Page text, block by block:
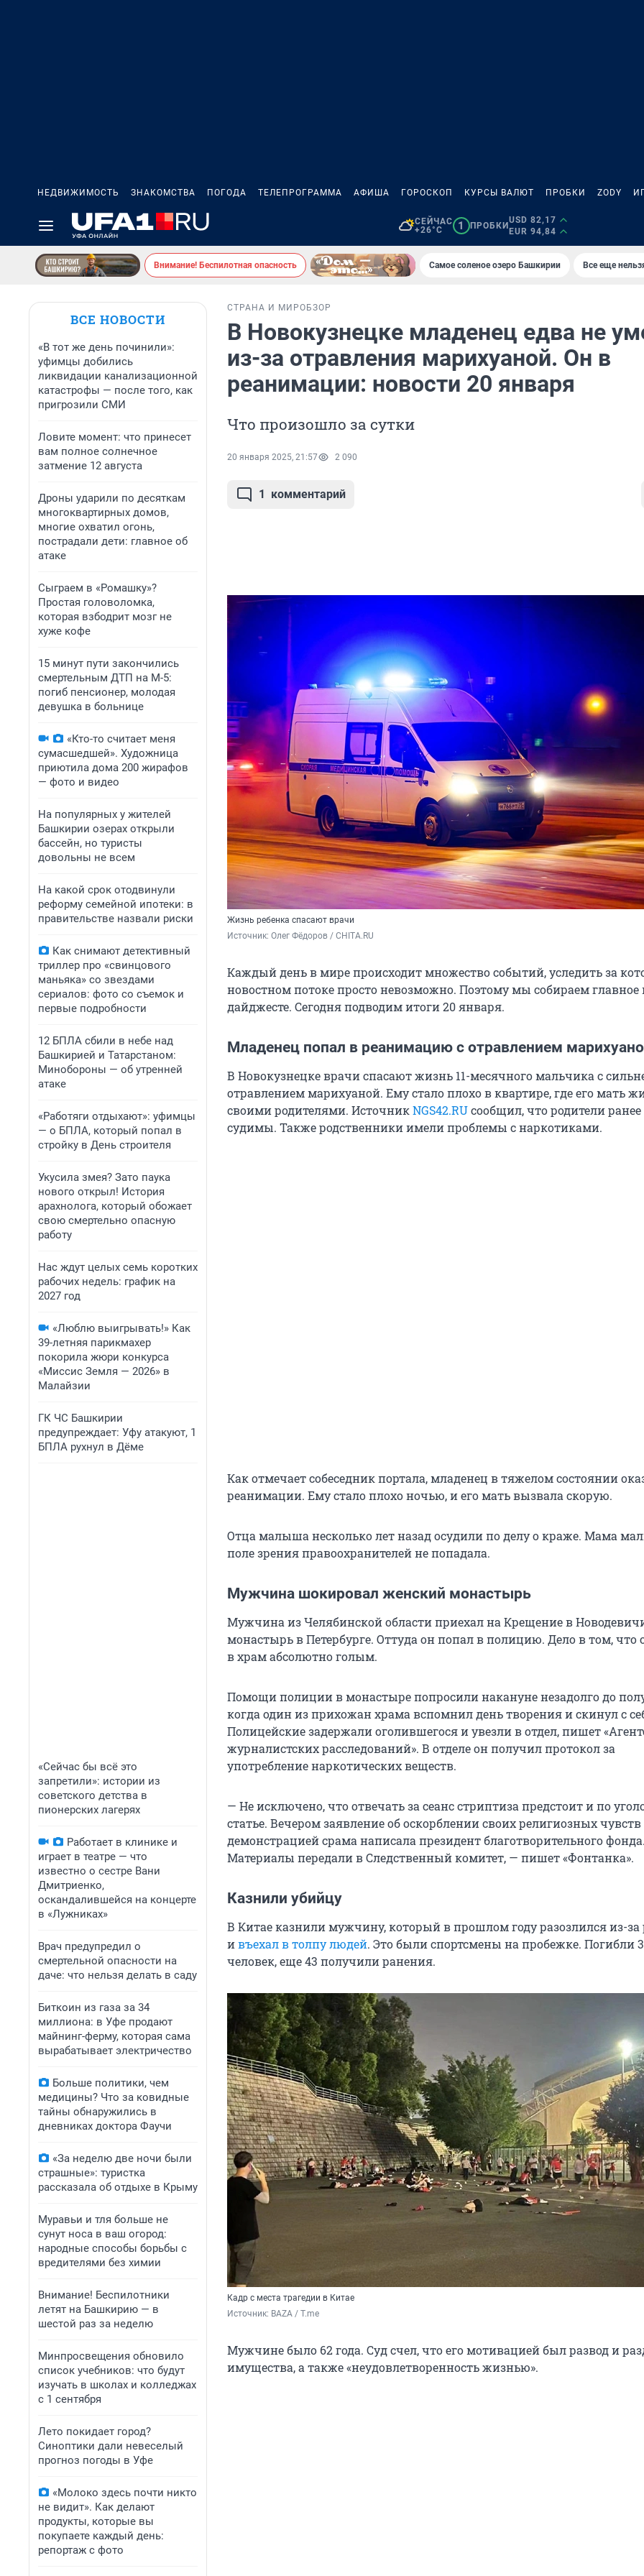
НЕДВИЖИМОСТЬ ЗНАКОМСТВА ПОГОДА ТЕЛЕПРОГРАММА АФИША ГОРОСКОП КУРСЫ ВАЛЮТ ПРОБКИ ZODY
СЕЙЧАС
+26°C
1 ПРОБКИ
USD 82,17
EUR 94,84
Внимание! Беспилотная опасность Самое соленое озеро Башкирии Все еще
ВСЕ НОВОСТИ
«В тот же день починили»:
уфимцы добились
ликвидации канализационной
катастрофы — после того, как
пригрозили СМИ
Ловите момент: что принесет
вам полное солнечное
затмение 12 августа
Дроны ударили по десяткам
многоквартирных домов,
многие охватил огонь,
пострадали дети: главное об
атаке
Сыграем в «Ромашку»?
Простая головоломка,
которая взбодрит мозг не
хуже кофе
15 минут пути закончились
смертельным ДТП на М-5:
погиб пенсионер, молодая
девушка в больнице
«Кто-то считает меня
сумасшедшей». Художница
приютила дома 200 жирафов
— фото и видео
На популярных у жителей
Башкирии озерах открыли
бассейн, но туристы
довольны не всем
На какой срок отодвинули
реформу семейной ипотеки: в
правительстве назвали риски
Как снимают детективный
триллер про «свинцового
маньяка» со звездами
сериалов: фото со съемок и
первые подробности
12 БПЛА сбили в небе над
Башкирией и Татарстаном:
Минобороны — об утренней
атаке
«Работяги отдыхают»: уфимцы
— о БПЛА, который попал в
стройку в День строителя
Укусила змея? Зато паука
нового открыл! История
арахнолога, который обожает
свою смертельно опасную
работу
Нас ждут целых семь коротких
рабочих недель: график на
2027 год
«Люблю выигрывать!» Как
39-летняя парикмахер
покорила жюри конкурса
«Миссис Земля — 2026» в
Малайзии
ГК ЧС Башкирии
предупреждает: Уфу атакуют, 1
БПЛА рухнул в Дёме
«Сейчас бы всё это
запретили»: истории из
советского детства в
пионерских лагерях
Работает в клинике и
играет в театре — что
известно о сестре Вани
Дмитриенко,
оскандалившейся на концерте
в «Лужниках»
Врач предупредил о
смертельной опасности на
даче: что нельзя делать в саду
Биткоин из газа за 34
миллиона: в Уфе продают
майнинг-ферму, которая сама
вырабатывает электричество
Больше политики, чем
медицины? Что за ковидные
тайны обнаружились в
дневниках доктора Фаучи
«За неделю две ночи были
страшные»: туристка
рассказала об отдыхе в Крыму
Муравьи и тля больше не
сунут носа в ваш огород:
народные способы борьбы с
вредителями без химии
Внимание! Беспилотники
летят на Башкирию — в
шестой раз за неделю
Минпросвещения обновило
список учебников: что будут
изучать в школах и колледжах
с 1 сентября
Лето покидает город?
Синоптики дали невеселый
прогноз погоды в Уфе
«Молоко здесь почти никто
не видит». Как делают
продукты, которые вы
покупаете каждый день:
репортаж с фото
СТРАНА И МИРОБЗОР
В Новокузнецке младенец едва не
из-за отравления марихуаной. Он в
реанимации: новости 20 января
Что произошло за сутки
20 января 2025, 21:57 2 090
1 комментарий
Жизнь ребенка спасают врачи
Источник: Олег Фёдоров / CHITA.RU
Каждый день в мире происходит множество событий, уследить за
новостном потоке просто невозможно. Поэтому мы собираем главное
дайджесте. Сегодня подводим итоги 20 января.
Младенец попал в реанимацию с отравлением
В Новокузнецке врачи спасают жизнь 11-месячного мальчика с
отравлением марихуаной. Ему стало плохо в квартире, где его мать
своими родителями. ИсточникNGS42.RUсообщил, что родители
судимы. Также родственники имели проблемы с наркотиками.
Как отмечает собеседник портала, младенец в тяжелом состоянии
реанимации. Ему стало плохо ночью, и его мать вызвала скорую.
Отца малыша несколько лет назад осудили по делу о краже. Мама
поле зрения правоохранителей не попадала.
Мужчина шокировал женский монастырь
Мужчина из Челябинской области приехал на Крещение в
монастырь в Петербурге. Оттуда он попал в полицию. Дело в том, что
в храм абсолютно голым.
Помощи полиции в монастыре попросили накануне незадолго до
когда один из прихожан храма вспомнил день творения и скинул с
Полицейские задержали оголившегося и увезли в отдел, пишет
журналистских расследований». В отделе он получил протокол за
употребление наркотических веществ.
— Не исключено, что отвечать за сеанс стриптиза предстоит и по
статье. Вечером заявление об оскорблении своих религиозных чувств
демонстрацией срама написала президент благотворительного
Материалы передали в Следственный комитет, — пишет «Фонтанка».
Казнили убийцу
В Китае казнили мужчину, который в прошлом году разозлился из-за
ивъехал в толпу людей. Это были спортсмены на пробежке. Погибли
человек, еще 43 получили ранения.
Кадр с места трагедии в Китае
Источник: BAZA / T.me
Мужчине было 62 года. Суд счел, что его мотивацией был развод и
имущества, а также «неудовлетворенность жизнью».